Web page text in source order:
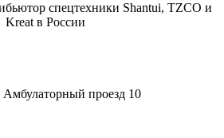
спецтехники Shantui, TZCO и
Kreat в России
проезд 10